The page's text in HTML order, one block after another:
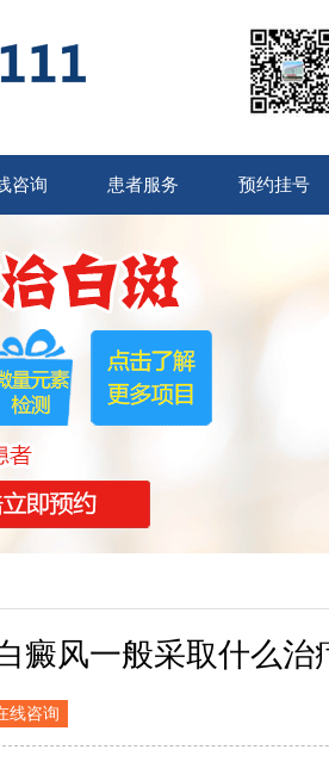
咨询 患者服务 预约挂号
癜风一般采取什么治
线咨询